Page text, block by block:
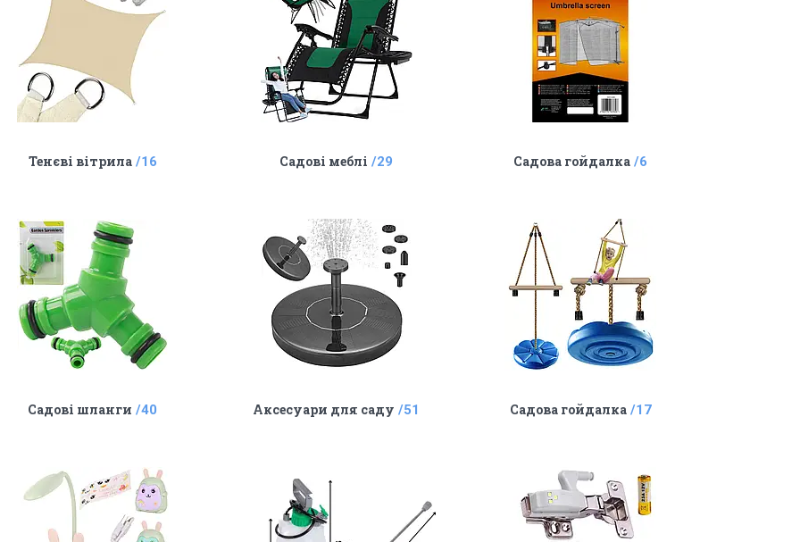
Тенєві вітрила 16 Садові меблі 29 Садова гойдалка 6
Садові шланги 40 Аксесуари для саду 51 Садова гойдалка 17